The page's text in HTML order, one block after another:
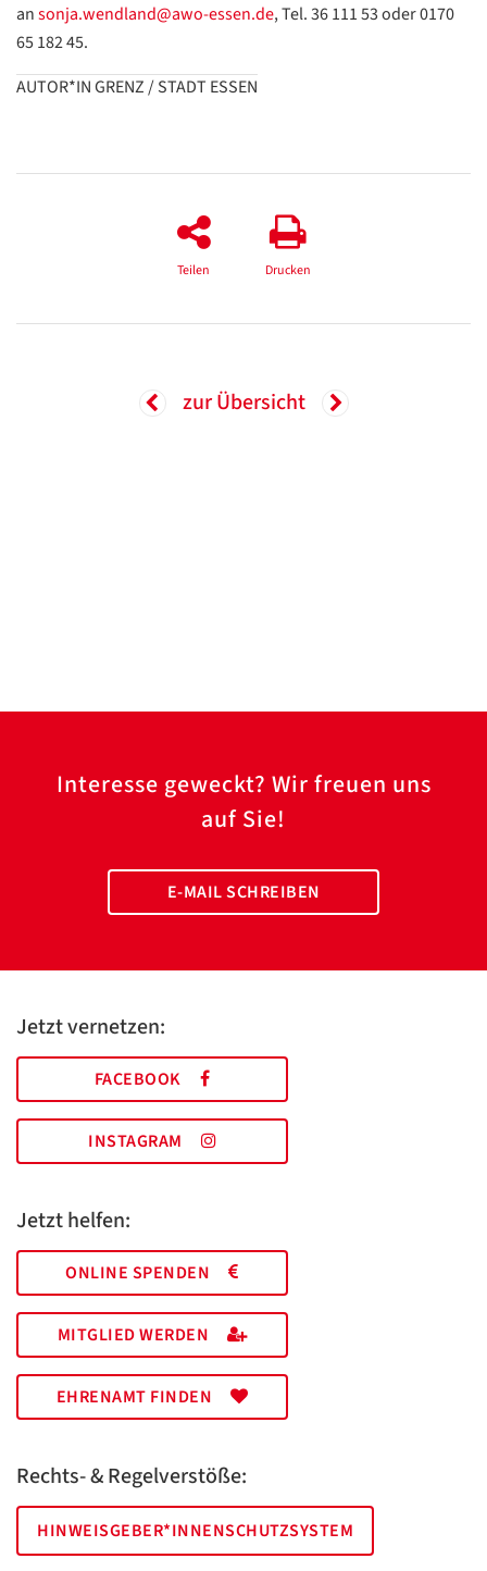
ansonja.wendland@awo-essen.de, Tel. 36 111 53 oder 0170
65 182 45.
AUTOR*IN GRENZ / STADT ESSEN
Teilen Drucken
zur Übersicht
Interesse geweckt? Wir freuen uns
auf Sie!
E-MAIL SCHREIBEN
Jetzt vernetzen:
FACEBOOK
INSTAGRAM
Jetzt helfen:
ONLINE SPENDEN
MITGLIED WERDEN
EHRENAMT FINDEN
Rechts- & Regelverstöße:
HINWEISGEBER*INNENSCHUTZSYSTEM